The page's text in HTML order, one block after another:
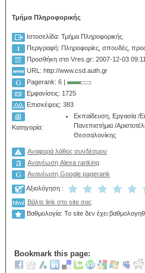
Τμήμα Πληροφορικής
Ιστοσελίδα: Τμήμα Πληροφορικής
Περιγραφή: Πληροφορίες, σπουδές,
Προσθήκη στο Vres.gr: 2007-12-03
URL: http://www.csd.auth.gr
Pagerank: 6 |
Εμφανίσεις: 1725
Επισκέψεις: 383
Κατηγορία:
Εκπαίδευση, Εργασία /
Πανεπιστήμια /
Θεσσαλονίκης
Αναφορά λάθος συνδέσμου
Ανανέωση Alexa ranking
Ανανέωση Google pagerank
Αξιολόγηση :
Βάλτε link στο site σας
Βαθμολογία: Το site δεν έχει
Bookmark this page: